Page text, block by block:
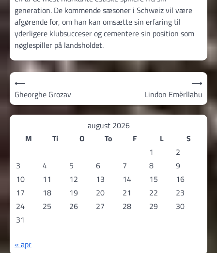
generation. De kommende sæsoner i Schweiz vil være
afgørende for, om han kan omsætte sin erfaring til
yderligere klubsucceser og cementere sin position som
nøglespiller på landsholdet.
Indlægsnavigation
⟵
Gheorghe Grozav
Lindon Emërllahu
⟶
august 2026
M
Ti O To F L
S
1
2
3
4 5 6 7 8
9
10
11 12 13 14 15
16
17
18 19 20 21 22
23
24
25 26 27 28 29
30
31
« apr